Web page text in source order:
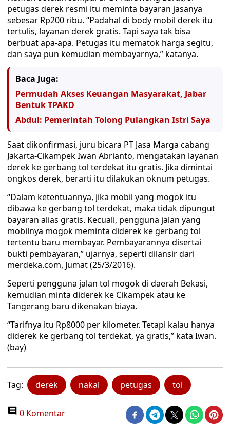
petugas derek resmi itu meminta bayaran jasanya
sebesar Rp200 ribu. “Padahal di body mobil derek itu
tertulis, layanan derek gratis. Tapi saya tak bisa
berbuat apa-apa. Petugas itu mematok harga segitu,
dan saya pun kemudian membayarnya,” katanya.
Baca Juga:
Permudah Akses Keuangan Masyarakat, Jabar
Bentuk TPAKD
Abdul: Pemerintah Tolong Pulangkan Istri Saya
Saat dikonfirmasi, juru bicara PT Jasa Marga cabang
Jakarta-Cikampek Iwan Abrianto, mengatakan layanan
derek ke gerbang tol terdekat itu gratis. Jika dimintai
ongkos derek, berarti itu dilakukan oknum petugas.
“Dalam ketentuannya, jika mobil yang mogok itu
dibawa ke gerbang tol terdekat, maka tidak dipungut
bayaran alias gratis. Kecuali, pengguna jalan yang
mobilnya mogok meminta diderek ke gerbang tol
tertentu baru membayar. Pembayarannya disertai
bukti pembayaran,” ujarnya, seperti dilansir dari
merdeka.com, Jumat (25/3/2016).
Seperti pengguna jalan tol mogok di daerah Bekasi,
kemudian minta diderek ke Cikampek atau ke
Tangerang baru dikenakan biaya.
“Tarifnya itu Rp8000 per kilometer. Tetapi kalau hanya
diderek ke gerbang tol terdekat, ya gratis,” kata Iwan.
(bay)
Tag: derek nakal petugas tol
0 Komentar